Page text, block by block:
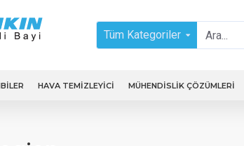
Tüm Kategoriler
HAVA TEMIZLEYICI MÜHENDİSLİK ÇÖZÜMLERİ